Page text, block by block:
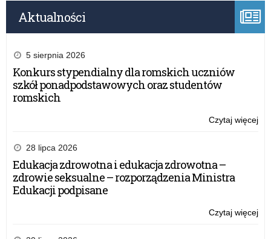
Aktualności
5 sierpnia 2026
Konkurs stypendialny dla romskich uczniów
szkół ponadpodstawowych oraz studentów
romskich
Czytaj więcej
28 lipca 2026
Edukacja zdrowotna i edukacja zdrowotna –
zdrowie seksualne – rozporządzenia Ministra
Edukacji podpisane
Czytaj więcej